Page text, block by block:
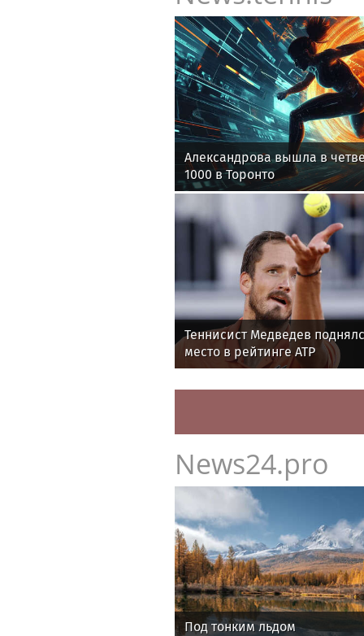
Александрова вышла в
1000 в Торонто
Теннисист Медведев
место в рейтинге ATP
News24.pro
Под тонким льдом